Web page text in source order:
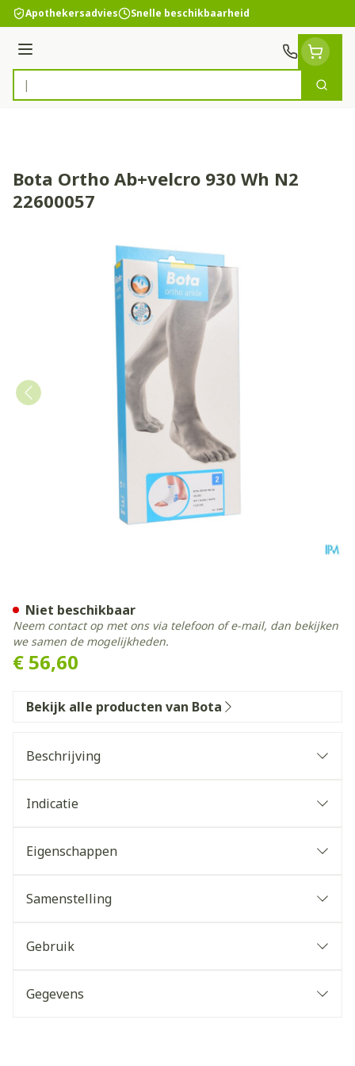
Ga naar de inhoud
Apothekersadvies Snelle beschikbaarheid
Menu
Product, merk, categorie...
Zoek
Bota Ortho Ab+velcro 930 Wh N2
22600057
€ 56,60
Niet beschikbaar
Neem contact op met ons via telefoon of e-mail, dan bekijken
we samen de mogelijkheden.
Bekijk alle producten van Bota
Beschrijving
Indicatie
Eigenschappen
Samenstelling
Gebruik
Gegevens